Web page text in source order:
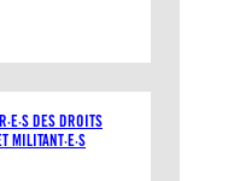
DES DROITS
MILITANT·E·S